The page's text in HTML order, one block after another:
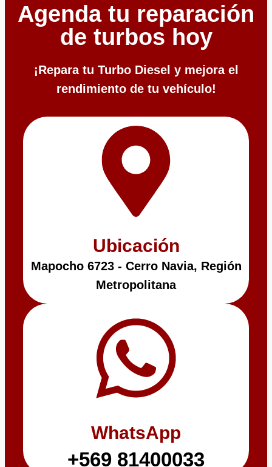
Agenda tu reparación
de turbos hoy
¡Repara tu Turbo Diesel y mejora el
rendimiento de tu vehículo!
Ubicación
Mapocho 6723 - Cerro Navia, Región
Metropolitana
WhatsApp
+569 81400033